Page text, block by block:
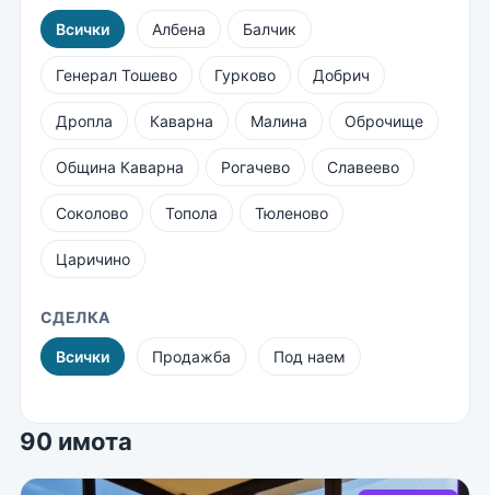
Всички Албена Балчик
Генерал Тошево Гурково Добрич
Дропла Каварна Малина Оброчище
Община Каварна Рогачево Славеево
Соколово Топола Тюленово
Царичино
СДЕЛКА
Всички Продажба Под наем
90 имота